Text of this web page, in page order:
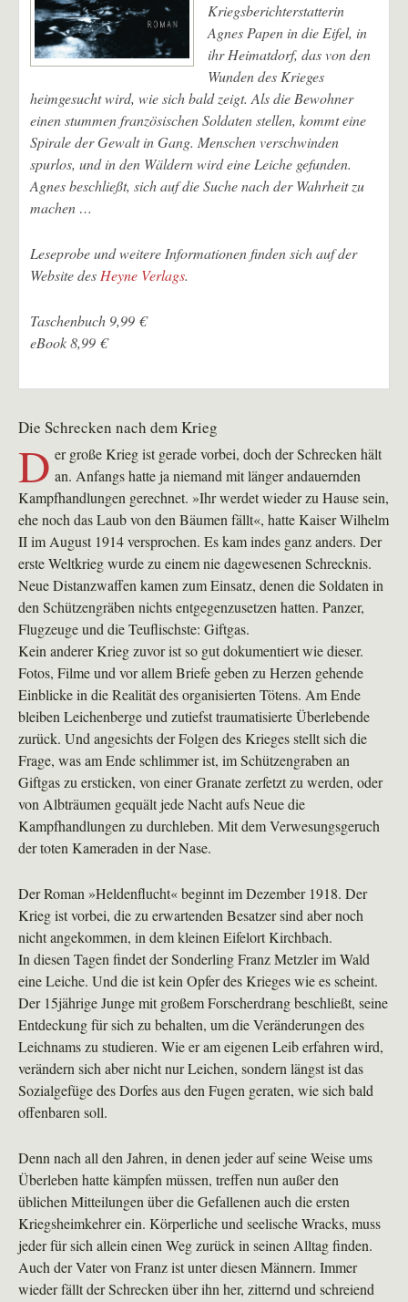
Kriegsberichterstatterin
Agnes Papen in die Eifel, in
ihr Heimatdorf, das von den
Wunden des Krieges
heimgesucht wird, wie sich bald zeigt. Als die Bewohner
einen stummen französischen Soldaten stellen, kommt eine
Spirale der Gewalt in Gang. Menschen verschwinden
spurlos, und in den Wäldern wird eine Leiche gefunden.
Agnes beschließt, sich auf die Suche nach der Wahrheit zu
machen …
Leseprobe und weitere Informationen finden sich auf der
Website des Heyne Verlags.
Taschenbuch 9,99 €
eBook 8,99 €
Die Schrecken nach dem Krieg
D er große Krieg ist gerade vorbei, doch der Schrecken hält
an. Anfangs hatte ja niemand mit länger andauernden
Kampfhandlungen gerechnet. »Ihr werdet wieder zu Hause sein,
ehe noch das Laub von den Bäumen fällt«, hatte Kaiser Wilhelm
II im August 1914 versprochen. Es kam indes ganz anders. Der
erste Weltkrieg wurde zu einem nie dagewesenen Schrecknis.
Neue Distanzwaffen kamen zum Einsatz, denen die Soldaten in
den Schützengräben nichts entgegenzusetzen hatten. Panzer,
Flugzeuge und die Teuflischste: Giftgas.
Kein anderer Krieg zuvor ist so gut dokumentiert wie dieser.
Fotos, Filme und vor allem Briefe geben zu Herzen gehende
Einblicke in die Realität des organisierten Tötens. Am Ende
bleiben Leichenberge und zutiefst traumatisierte Überlebende
zurück. Und angesichts der Folgen des Krieges stellt sich die
Frage, was am Ende schlimmer ist, im Schützengraben an
Giftgas zu ersticken, von einer Granate zerfetzt zu werden, oder
von Albträumen gequält jede Nacht aufs Neue die
Kampfhandlungen zu durchleben. Mit dem Verwesungsgeruch
der toten Kameraden in der Nase.
Der Roman »Heldenflucht« beginnt im Dezember 1918. Der
Krieg ist vorbei, die zu erwartenden Besatzer sind aber noch
nicht angekommen, in dem kleinen Eifelort Kirchbach.
In diesen Tagen findet der Sonderling Franz Metzler im Wald
eine Leiche. Und die ist kein Opfer des Krieges wie es scheint.
Der 15jährige Junge mit großem Forscherdrang beschließt, seine
Entdeckung für sich zu behalten, um die Veränderungen des
Leichnams zu studieren. Wie er am eigenen Leib erfahren wird,
verändern sich aber nicht nur Leichen, sondern längst ist das
Sozialgefüge des Dorfes aus den Fugen geraten, wie sich bald
offenbaren soll.
Denn nach all den Jahren, in denen jeder auf seine Weise ums
Überleben hatte kämpfen müssen, treffen nun außer den
üblichen Mitteilungen über die Gefallenen auch die ersten
Kriegsheimkehrer ein. Körperliche und seelische Wracks, muss
jeder für sich allein einen Weg zurück in seinen Alltag finden.
Auch der Vater von Franz ist unter diesen Männern. Immer
wieder fällt der Schrecken über ihn her, zitternd und schreiend